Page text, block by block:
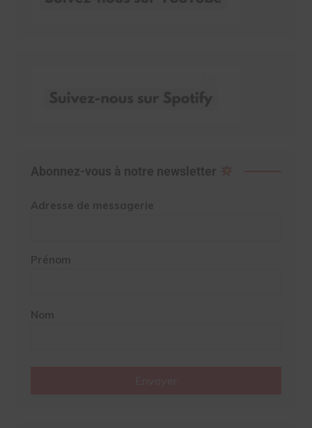
Abonnez-vous à notre newsletter
Adresse de messagerie
Prénom
Nom